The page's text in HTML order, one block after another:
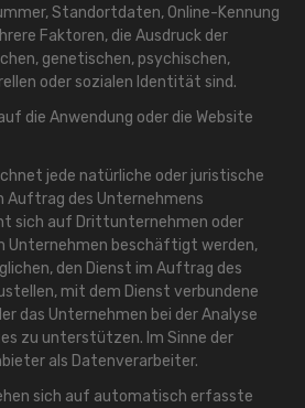
Standortdaten, Online-Kennung
Faktoren, die Ausdruck der
genetischen, psychischen,
oder sozialen Identität sind.
die Anwendung oder die Website
jede natürliche oder juristische
Auftrag des Unternehmens
sich auf Drittunternehmen oder
Unternehmen beschäftigt werden,
den Dienst im Auftrag des
mit dem Dienst verbundene
das Unternehmen bei der Analyse
zu unterstützen. Im Sinne der
als Datenverarbeiter.
sich auf automatisch erfasste